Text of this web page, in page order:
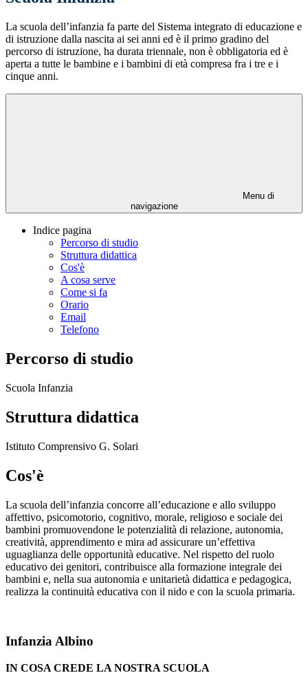
La scuola dell’infanzia fa parte del Sistema integrato di educazione e
di istruzione dalla nascita ai sei anni ed è il primo gradino del
percorso di istruzione, ha durata triennale, non è obbligatoria ed è
aperta a tutte le bambine e i bambini di età compresa fra i tre e i
cinque anni.
Menu di
navigazione
Indice pagina
Percorso di studio
Struttura didattica
Cos'è
A cosa serve
Come si fa
Orario
Email
Telefono
Percorso di studio
Scuola Infanzia
Struttura didattica
Istituto Comprensivo G. Solari
Cos'è
La scuola dell’infanzia concorre all’educazione e allo sviluppo
affettivo, psicomotorio, cognitivo, morale, religioso e sociale dei
bambini promuovendone le potenzialità di relazione, autonomia,
creatività, apprendimento e mira ad assicurare un’effettiva
uguaglianza delle opportunità educative. Nel rispetto del ruolo
educativo dei genitori, contribuisce alla formazione integrale dei
bambini e, nella sua autonomia e unitarietà didattica e pedagogica,
realizza la continuità educativa con il nido e con la scuola primaria.
Infanzia Albino
IN COSA CREDE LA NOSTRA SCUOLA